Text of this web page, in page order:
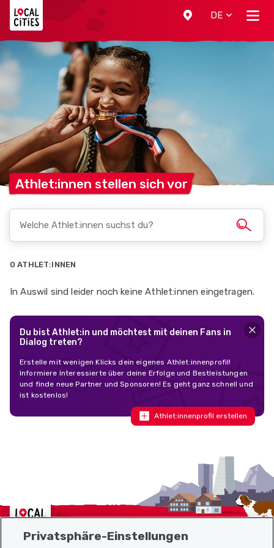
DE
Athlet:innen stellen sich vor
0 ATHLET:INNEN
In Auswil sind leider noch keine Athlet:innen eingetragen.
Du bist Athlet:in und möchtest mit deinen Fans in
Dialog treten?
Erstelle mit wenigen Klicks dein eigenes Athlet:innenprofil!
Informiere Interessierte über deine Erfolge und Bestleistungen
und finde neue Partner und Sponsoren! Es geht ganz schnell und
ist kostenlos!
Athlet:innenprofil erstellen
Localcities
Privatsphäre-Einstellungen